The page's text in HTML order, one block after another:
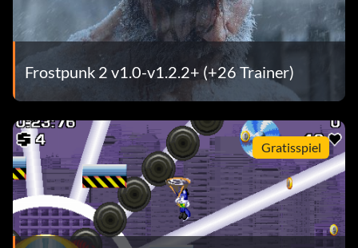
Frostpunk 2 v1.0-v1.2.2+ (+26 Trainer)
Gratisspiel